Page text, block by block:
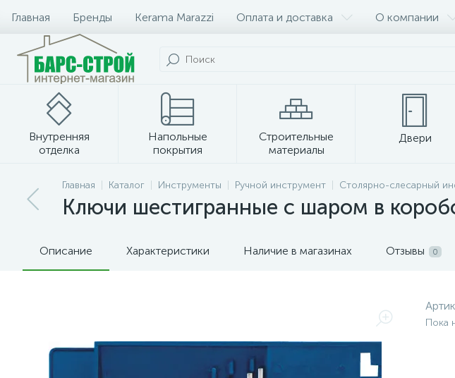
Главная Бренды Kerama Marazzi Оплата и доставка О компании
Внутренняя
отделка
Напольные
покрытия
Строительные
материалы
Двери
Плитка и керамогранит
Главная Каталог Инструменты Ручной инструмент Столярно-слесарный
Ключи шестигранные с шаром в
Описание Характеристики Наличие в магазинах Отзывы 0
Пока